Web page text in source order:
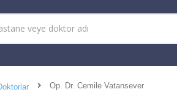
Op. Dr. Cemile Vatansever